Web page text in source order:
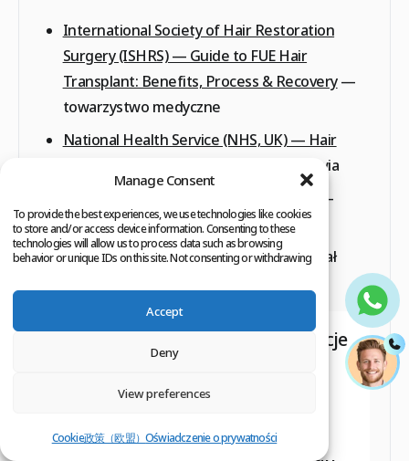
Manage Consent
To provide the best experiences, we use technologies like cookies
to store and/or access device information. Consenting to these
technologies will allow us to process data such as browsing
behavior or unique IDs on this site. Not consenting or withdrawing
Accept
Deny
View preferences
Cookie政策（欧盟）Oświadczenie o prywatności
International Society of Hair Restoration
Surgery (ISHRS) — Guide to FUE Hair
Transplant: Benefits, Process & Recovery—
towarzystwo medyczne
National Health Service (NHS, UK) — Hair
— publiczna instytucja zdrowia
—
materiał Clinicana
Clinicana – Umów Konsultację— materiał
Zastrzeżenie medyczne:Informacje
charakter wyłącznie edukacyjny i
nie stanowią porady medycznej.